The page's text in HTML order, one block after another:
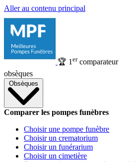
Aller au contenu principal
🏆 1 ercomparateur
obsèques
Obsèques
Comparer les pompes funèbres
Choisir une pompe funèbre
Choisir un crematorium
Choisir un funérarium
Choisir un cimetière